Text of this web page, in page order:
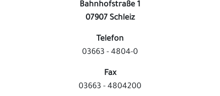
Bahnhofstraße 1
07907 Schleiz
Telefon
03663 - 4804-0
Fax
03663 - 4804200